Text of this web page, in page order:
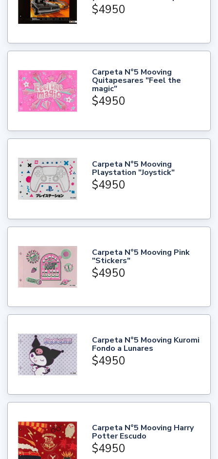
$4950
Carpeta N°5 Mooving
Quitapesares "Feel the
magic"
$4950
Carpeta N°5 Mooving
Playstation "Joystick"
$4950
Carpeta N°5 Mooving Pink
"Stickers"
$4950
Carpeta N°5 Mooving Kuromi
Fondo a Lunares
$4950
Carpeta N°5 Mooving Harry
Potter Escudo
$4950